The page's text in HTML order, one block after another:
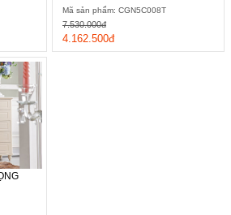
Mã sản phẩm: CGN5C008T
4.162.500đ
7.530.000đ